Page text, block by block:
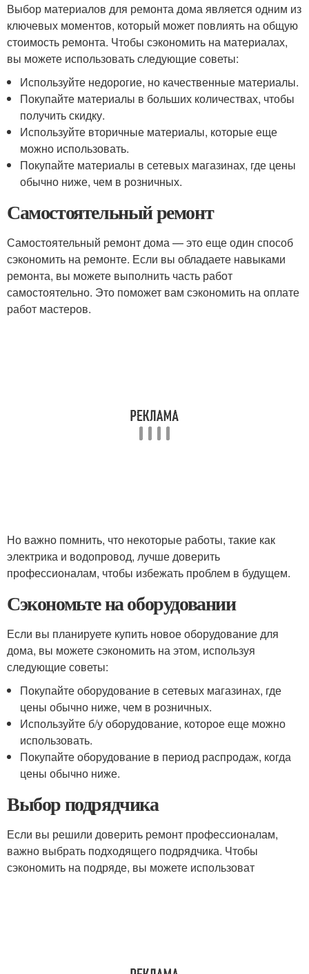
Выбор материалов для ремонта дома является одним из
ключевых моментов, который может повлиять на общую
стоимость ремонта. Чтобы сэкономить на материалах,
вы можете использовать следующие советы:
Используйте недорогие, но качественные материалы.
Покупайте материалы в больших количествах, чтобы
получить скидку.
Используйте вторичные материалы, которые еще
можно использовать.
Покупайте материалы в сетевых магазинах, где цены
обычно ниже, чем в розничных.
Самостоятельный ремонт
Самостоятельный ремонт дома — это еще один способ
сэкономить на ремонте. Если вы обладаете навыками
ремонта, вы можете выполнить часть работ
самостоятельно. Это поможет вам сэкономить на оплате
работ мастеров.
Но важно помнить, что некоторые работы, такие как
электрика и водопровод, лучше доверить
профессионалам, чтобы избежать проблем в будущем.
Сэкономьте на оборудовании
Если вы планируете купить новое оборудование для
дома, вы можете сэкономить на этом, используя
следующие советы:
Покупайте оборудование в сетевых магазинах, где
цены обычно ниже, чем в розничных.
Используйте б/у оборудование, которое еще можно
использовать.
Покупайте оборудование в период распродаж, когда
цены обычно ниже.
Выбор подрядчика
Если вы решили доверить ремонт профессионалам,
важно выбрать подходящего подрядчика. Чтобы
сэкономить на подряде, вы можете использоват